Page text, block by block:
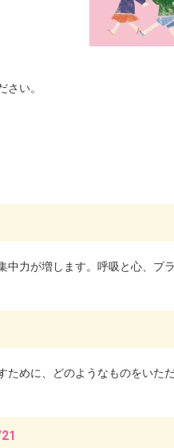
い。
力が増します。呼吸と心、プ
めに、どのようなものをいた